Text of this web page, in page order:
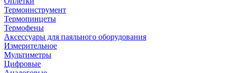
Термоинструмент
Термопинцеты
Термофены
Аксессуары для паяльного оборудования
Измерительное
Мультиметры
Цифровые